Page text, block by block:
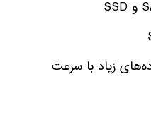
زیاد با سرعت